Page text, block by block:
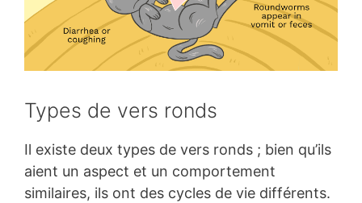
Types de vers ronds
Il existe deux types de vers ronds ; bien qu’ils
aient un aspect et un comportement
similaires, ils ont des cycles de vie différents.